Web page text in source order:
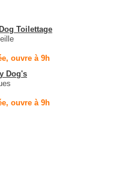
Toilettage
ouvre à 9h
Dog's
ouvre à 9h